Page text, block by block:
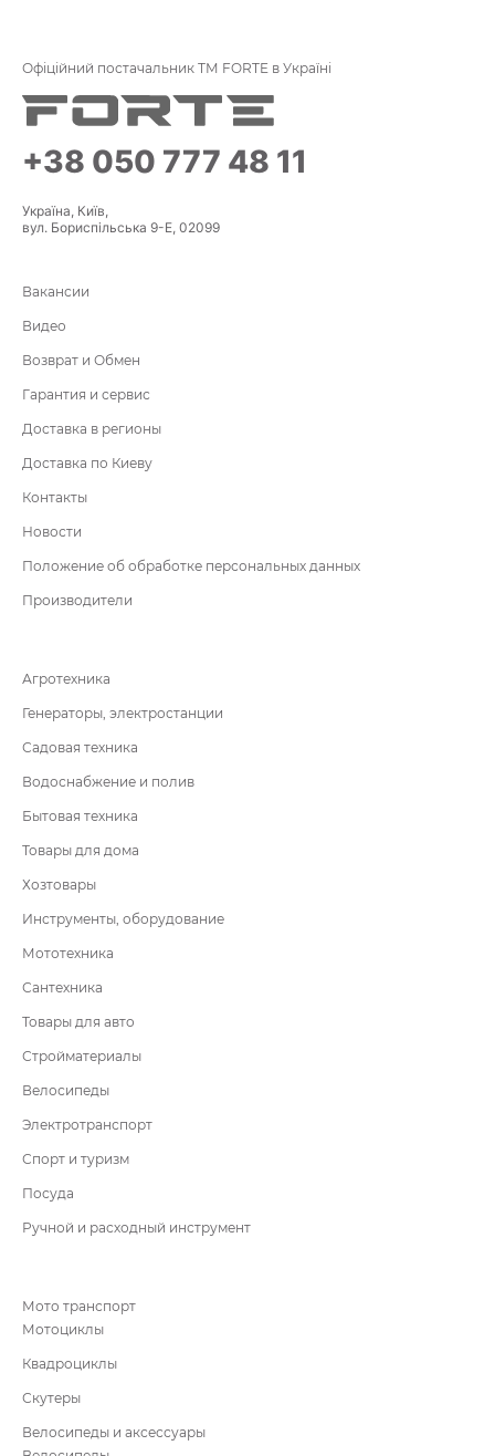
Офіційний постачальник ТМ FORTE в Україні
+38 050 777 48 11
Україна, Київ,
вул. Бориспільська 9-Е, 02099
Вакансии
Видео
Возврат и Обмен
Гарантия и сервис
Доставка в регионы
Доставка по Киеву
Контакты
Новости
Положение об обработке персональных данных
Производители
Агротехника
Генераторы, электростанции
Садовая техника
Водоснабжение и полив
Бытовая техника
Товары для дома
Хозтовары
Инструменты, оборудование
Мототехника
Сантехника
Товары для авто
Стройматериалы
Велосипеды
Электротранспорт
Спорт и туризм
Посуда
Ручной и расходный инструмент
Мото транспорт
Мотоциклы
Квадроциклы
Скутеры
Велосипеды и аксессуары